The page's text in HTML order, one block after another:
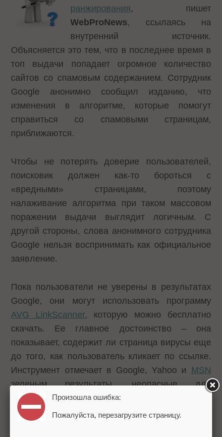
ранжирования, пишет
WebProNews, ссылаясь на
внутренний источник.
Объясняется это тем, что в последнее время в
топ выдачи попадает огромное количество
сайтов со спамовым содержанием. Сотрудник
Google анонимно сообщил изданию, что
изменения в алгоритме, которые помогут
справиться со спамовыми страницам,
приближаются.
Чтобы не потерять доверие пользователей,
поисковик должен как-то бороться с
«вредными» страницами, поэтому
налаживание алгоритма при таком массовом
поражении выдачи выглядит логичным. С
другой стороны, слова анонимного сотрудника
Google нельзя воспринимать как официальное
заявление.
Пока пользователи не уверены в результатах
Google, они могут использовать программу
AVG LinkScanner, которую можно бесплатно
скачать. Ее главное достоинство – она
показывает, содержит ли страница вирусы еще
до того, как пользователь кликает по ссылке.
Инструмент отмечает в Google, Yahoo и MSN
зеленым результаты, неопасные для
пользователя, и красным, которые могу
угрожать здоровью компьютера.
Произошла ошибка:
Пожалуйста, перезагрузите страницу.